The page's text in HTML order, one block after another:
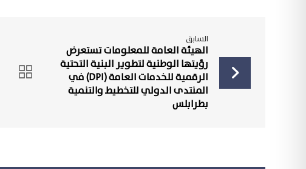
السابق
الهيئة العامة للمعلومات تستعرض
رؤيتها الوطنية لتطوير البنية التحتية
الرقمية للخدمات العامة (DPI) في
المنتدى الدولي للتخطيط والتنمية
بطرابلس